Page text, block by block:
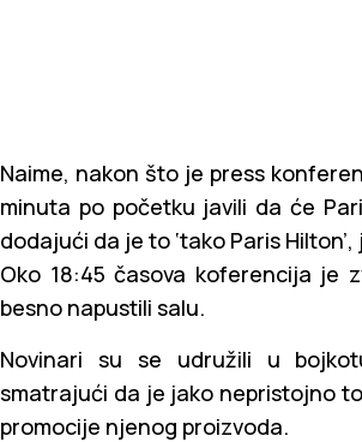
Naime, nakon što je press
minuta po početku javili da će
dodajući da je to ‘tako Paris
Oko 18:45 časova koferencija je
besno napustili salu.
Novinari su se udružili u
smatrajući da je jako nepristojno
promocije njenog proizvoda.